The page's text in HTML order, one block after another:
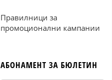
Правилници за
промоционални кампании
АБОНАМЕНТ ЗА БЮЛЕТИН